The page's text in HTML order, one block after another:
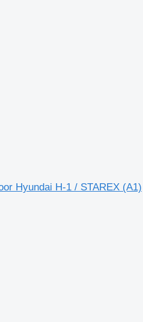
Hyundai H-1 / STAREX (A1)